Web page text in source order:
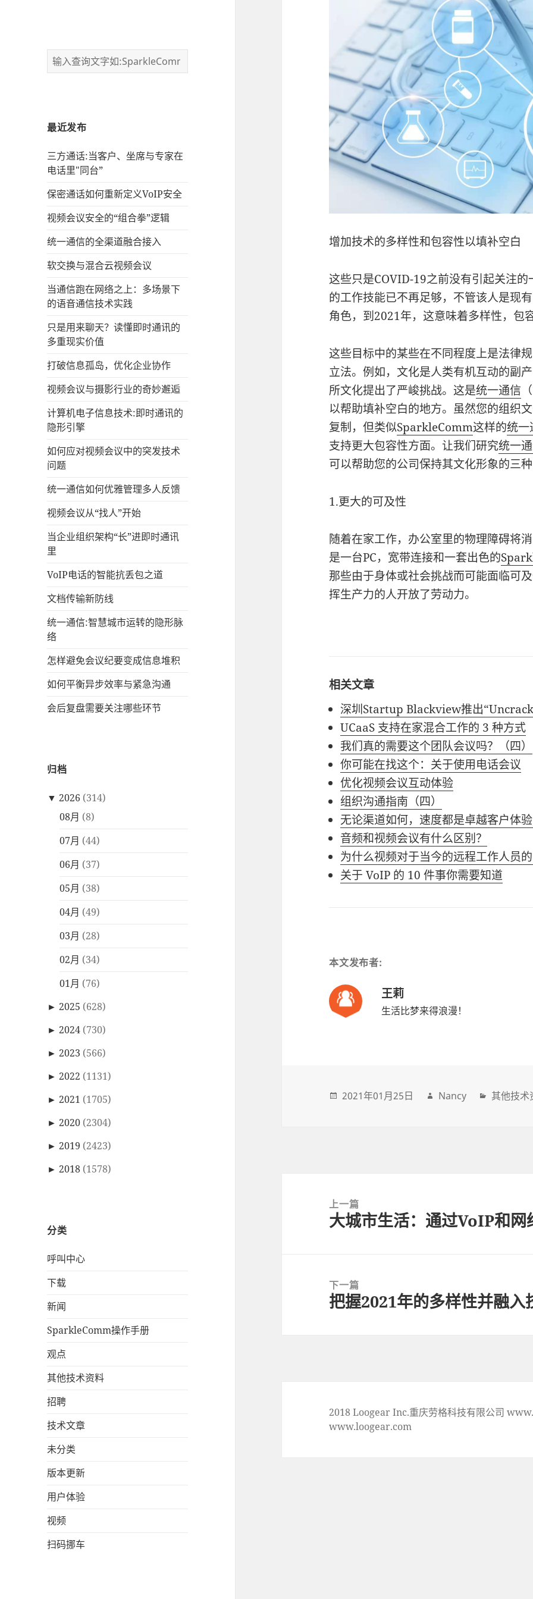
最近发布
三方通话:当客户、坐席与专家在
电话里"同台”
保密通话如何重新定义VoIP安全
视频会议安全的“组合拳”逻辑
统一通信的‌全渠道融合接入
软交换与混合云视频会议
当通信跑在网络之上：多场景下
的语音通信技术实践
只是用来聊天？读懂即时通讯的
多重现实价值
打破信息孤岛，优化企业协作
视频会议与摄影行业的奇妙邂逅
计算机电子信息技术:即时通讯的
隐形引擎
如何应对视频会议中的突发技术
问题
统一通信如何优雅管理多人反馈
视频会议从“找人”开始
当企业组织架构“长”进即时通讯
里
VoIP电话的智能抗丢包之道
文档传输新防线
统一通信:智慧城市运转的隐形脉
络
怎样避免会议纪要变成信息堆积
如何平衡异步效率与紧急沟通
会后复盘需要关注哪些环节
归档
▼ 2026 (314)
08月 (8)
07月 (44)
06月 (37)
05月 (38)
04月 (49)
03月 (28)
02月 (34)
01月 (76)
► 2025 (628)
► 2024 (730)
► 2023 (566)
► 2022 (1131)
► 2021 (1705)
► 2020 (2304)
► 2019 (2423)
► 2018 (1578)
分类
呼叫中心
下载
新闻
SparkleComm操作手册
观点
其他技术资料
招聘
技术文章
未分类
版本更新
用户体验
视频
扫码挪车
增加技术的多样性和包容性以填补空白
这些只是COVID-19之前没有引起关注
的工作技能已不再足够，不管该人是现
角色，到2021年，这意味着多样性，包
这些目标中的某些在不同程度上是法律
立法。例如，文化是人类有机互动的副
所文化提出了严峻挑战。这是统一通信
以帮助填补空白的地方。虽然您的组织
复制，但类似SparkleComm这样的统一
支持更大包容性方面。让我们研究统一
可以帮助您的公司保持其文化形象的三
1.更大的可及性
随着在家工作，办公室里的物理障碍将
是一台PC，宽带连接和一套出色的
那些由于身体或社会挑战而可能面临可
挥生产力的人开放了劳动力。
相关文章
深圳Startup Blackview推出
UCaaS 支持在家混合工作的 3 种方式
我们真的需要这个团队会议吗？（四）
你可能在找这个：关于使用电话会议
优化视频会议互动体验
组织沟通指南（四）
无论渠道如何，速度都是卓越客户体
音频和视频会议有什么区别？
为什么视频对于当今的远程工作人员
关于 VoIP 的 10 件事你需要知道
本文发布者:
王莉
生活比梦来得浪漫！
2021年01月25日 Nancy 其他技术
navigation上一篇
上
章:
大城市生活：通过VoIP和
下一篇
下
把握2021年的多样性并融入
2018 Loogear Inc.重庆劳格科技有限公司
www.loogear.com